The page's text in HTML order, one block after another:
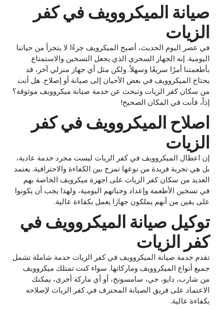
صيانة الميكروويف في كفر
الزيات
في عصر اليوم الحديث، أصبح الميكرويف جزءًا لا يتجزأ من حياتنا
اليومية. إنه الجهاز السحري الذي يجعل التسخين والاستمتاع
بأطعمتنا أمرًا سريعًا وسهلاً. ولكن مثل أي جهاز منزلي آخر، قد
يحتاج الميكروويف في بعض الأحيان إلى صيانة أو إصلاح. هل أنت
من سكان كفر الزيات وتبحث عن خدمة صيانة ميكروويف موثوقة؟
إذاً، فأنت في المكان الصحيح!
اصلاح الميكروويف في كفر
الزيات
إن اعطال الميكروويف في كفر الزيات ليست مجرد خدمة عادية،
بل هي تجربة فريدة من نوعها تمزج بين الكفاءة والاحترافية. يعتمد
العديد من سكان كفر الزيات على اجهزة ميكرويف الخاصة بهم
في تسخين الأطعمة وإعداد وجباتهم اليومية، ولهذا يجب أن يكونوا
على يقين من أنهم يملكون جهازا يعمل بكفاءة عالية.
توكيل صيانة الميكروويف في
كفر الزيات
تقدم خدمة صيانة الميكروويف في كفر الزيات خدمة شاملة تشمل
جميع أنواع الميكروويف وماركاتها. سواء كنت تمتلك ميكروويف
من شارب، دايو، جي، سامسونج، أو أي ماركة أخرى، يمكنك
الاعتماد على فريق الصيانة المحترف في كفر الزيات لإصلاحه
بكفاءة عالية.